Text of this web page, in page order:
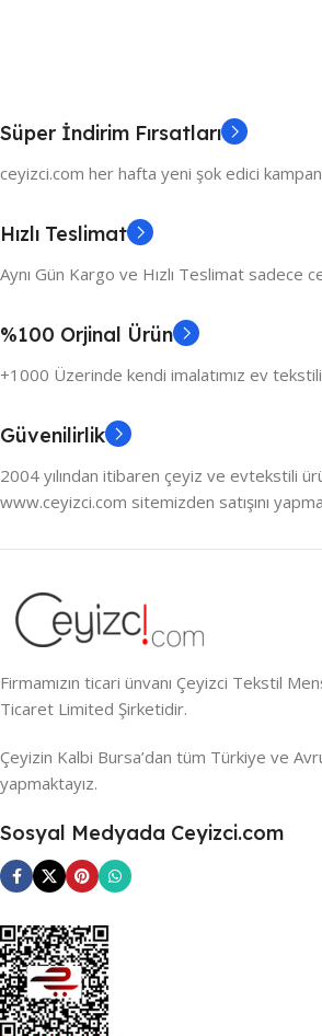
Süper İndirim Fırsatları
ceyizci.com her hafta yeni şok edici
Hızlı Teslimat
Aynı Gün Kargo ve Hızlı Teslimat sadece
%100 Orjinal Ürün
+1000 Üzerinde kendi imalatımız ev
Güvenilirlik
2004 yılından itibaren çeyiz ve evtekstili
www.ceyizci.com sitemizden satışını
Firmamızın ticari ünvanı Çeyizci Tekstil
Ticaret Limited Şirketidir.
Çeyizin Kalbi Bursa’dan tüm Türkiye ve
yapmaktayız.
Sosyal Medyada Ceyizci.com